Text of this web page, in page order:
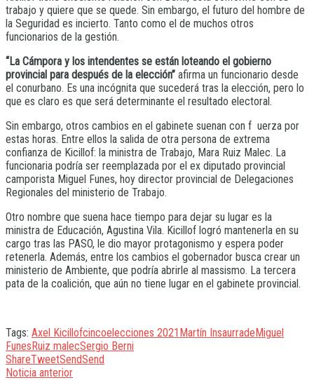
trabajo y quiere que se quede. Sin embargo, el futuro del hombre de
la Seguridad es incierto. Tanto como el de muchos otros
funcionarios de la gestión.
“La Cámpora y los intendentes se están loteando el gobierno
provincial para después de la elección” afirma un funcionario desde
el conurbano. Es una incógnita que sucederá tras la elección, pero lo
que es claro es que será determinante el resultado electoral.
Sin embargo, otros cambios en el gabinete suenan con f uerza por
estas horas. Entre ellos la salida de otra persona de extrema
confianza de Kicillof: la ministra de Trabajo, Mara Ruiz Malec. La
funcionaria podría ser reemplazada por el ex diputado provincial
camporista Miguel Funes, hoy director provincial de Delegaciones
Regionales del ministerio de Trabajo.
Otro nombre que suena hace tiempo para dejar su lugar es la
ministra de Educación, Agustina Vila. Kicillof logró mantenerla en su
cargo tras las PASO, le dio mayor protagonismo y espera poder
retenerla. Además, entre los cambios el gobernador busca crear un
ministerio de Ambiente, que podría abrirle al massismo. La tercera
pata de la coalición, que aún no tiene lugar en el gabinete provincial.
Tags: Axel Kicillofcincoelecciones 2021 Martín InsaurradeMiguel
FunesRuiz malecSergio Berni
ShareTweetSendSend
Noticia anterior